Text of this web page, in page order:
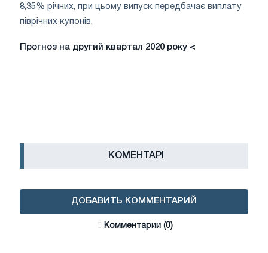
8,35% річних, при цьому випуск передбачає виплату
піврічних купонів.
Прогноз на другий квартал 2020 року <
КОМЕНТАРІ
ДОБАВИТЬ КОММЕНТАРИЙ
Комментарии (0)